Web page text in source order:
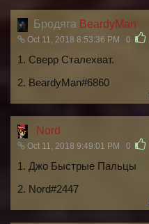
Бродяга BeardyMan
Oct 11, 2018 8:53:36 PM 0
1. Сверр Сталехват.
2. BeardyMan#6860
Nord
Oct 11, 2018 9:49:01 PM 0
1. Джо Быстрые Пальцы
2. Nord#2447